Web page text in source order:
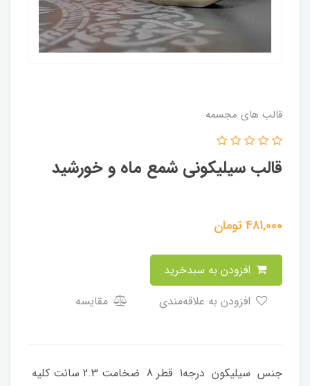
قالب های مجسمه
قالب سیلیکونی شمع ماه و خورشید
481,000تومان
مقایسه
جنس سیلیکون درجه1 قطر 8 ضخامت 2.3 سانت کلیه